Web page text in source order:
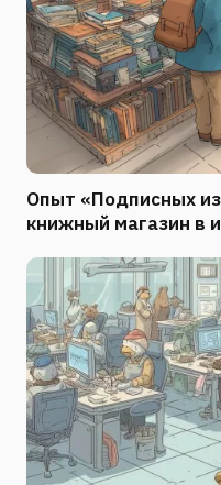
Опыт «Подписных
книжный магазин в